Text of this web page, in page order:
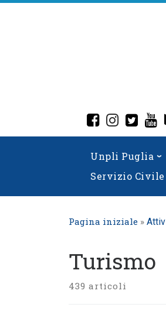
Skip
fab fa-fab fa-fab
Unpli Puglia
Servizio Civile
Pagina iniziale »
Turismo
439 articoli